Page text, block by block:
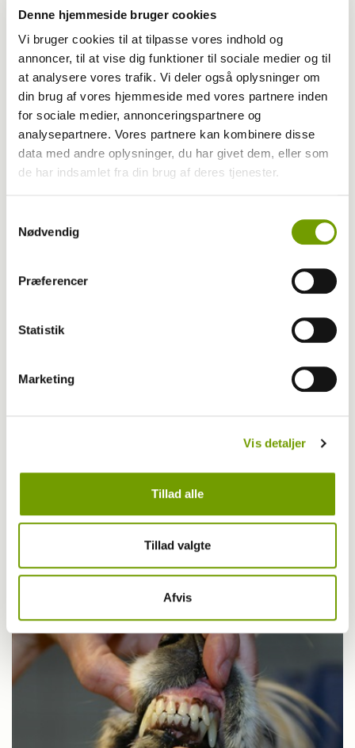
Denne hjemmeside bruger cookies
Vi bruger cookies til at tilpasse vores indhold og
annoncer, til at vise dig funktioner til sociale medier og til
at analysere vores trafik. Vi deler også oplysninger om
din brug af vores hjemmeside med vores partnere inden
for sociale medier, annonceringspartnere og
analysepartnere. Vores partnere kan kombinere disse
data med andre oplysninger, du har givet dem, eller som
de har indsamlet fra din brug af deres tjenester.
Nødvendig
Præferencer
Statistik
Marketing
Vis detaljer
Tillad alle
Tillad valgte
Afvis
Livet med hund
Hvordan påvirker vejret din hund?